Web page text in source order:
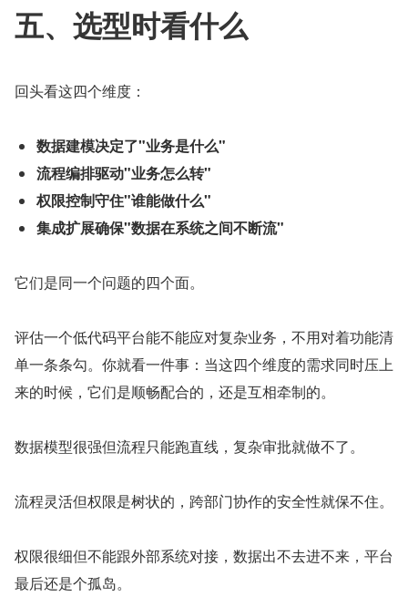
五、选型时看什么
回头看这四个维度：
数据建模决定了"业务是什么"
流程编排驱动"业务怎么转"
权限控制守住"谁能做什么"
集成扩展确保"数据在系统之间不断流"
它们是同一个问题的四个面。
评估一个低代码平台能不能应对复杂业务，不用对着功能清
单一条条勾。你就看一件事：当这四个维度的需求同时压上
来的时候，它们是顺畅配合的，还是互相牵制的。
数据模型很强但流程只能跑直线，复杂审批就做不了。
流程灵活但权限是树状的，跨部门协作的安全性就保不住。
权限很细但不能跟外部系统对接，数据出不去进不来，平台
最后还是个孤岛。